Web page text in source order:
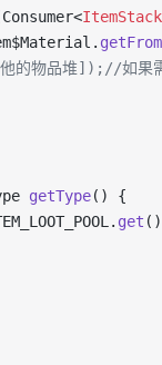
ItemStack
品堆]);//如果需要
getType() {
get